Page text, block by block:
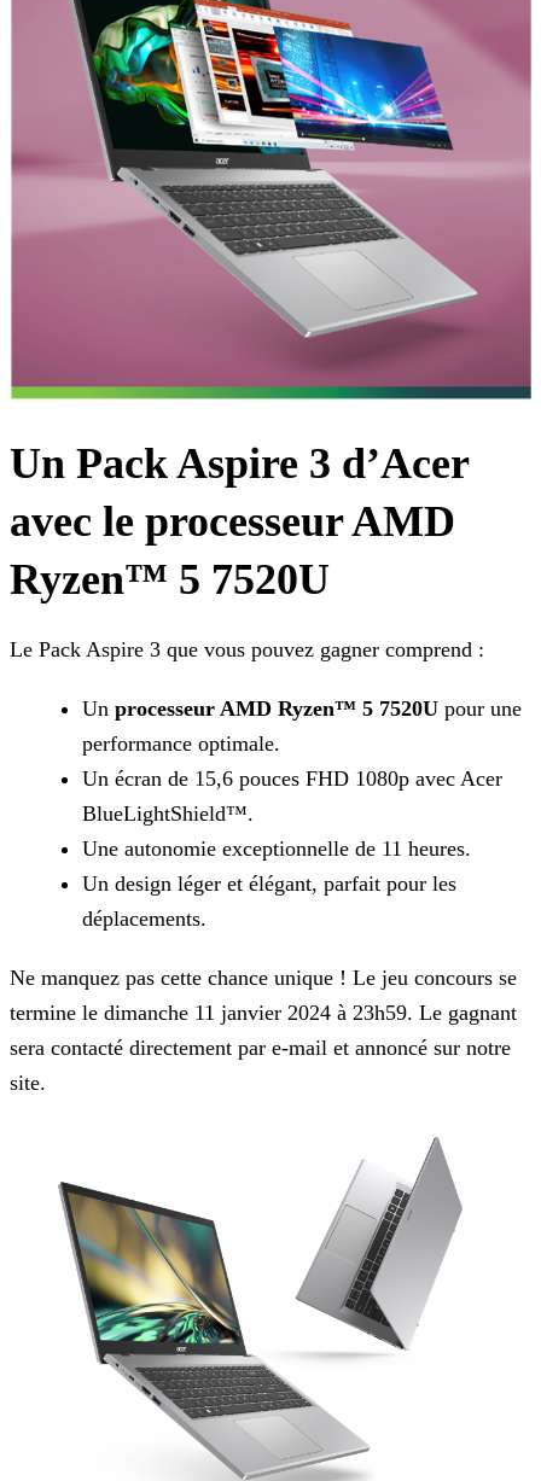
Un Pack Aspire 3 d’Acer
avec le processeur AMD
Ryzen™ 5 7520U
Le Pack Aspire 3 que vous pouvez gagner comprend :
Un processeur AMD Ryzen™ 5 7520U pour une
performance optimale.
Un écran de 15,6 pouces FHD 1080p avec Acer
BlueLightShield™.
Une autonomie exceptionnelle de 11 heures.
Un design léger et élégant, parfait pour les
déplacements.
Ne manquez pas cette chance unique ! Le jeu concours se
termine le dimanche 11 janvier 2024 à 23h59. Le gagnant
sera contacté directement par e-mail et annoncé sur notre
site.